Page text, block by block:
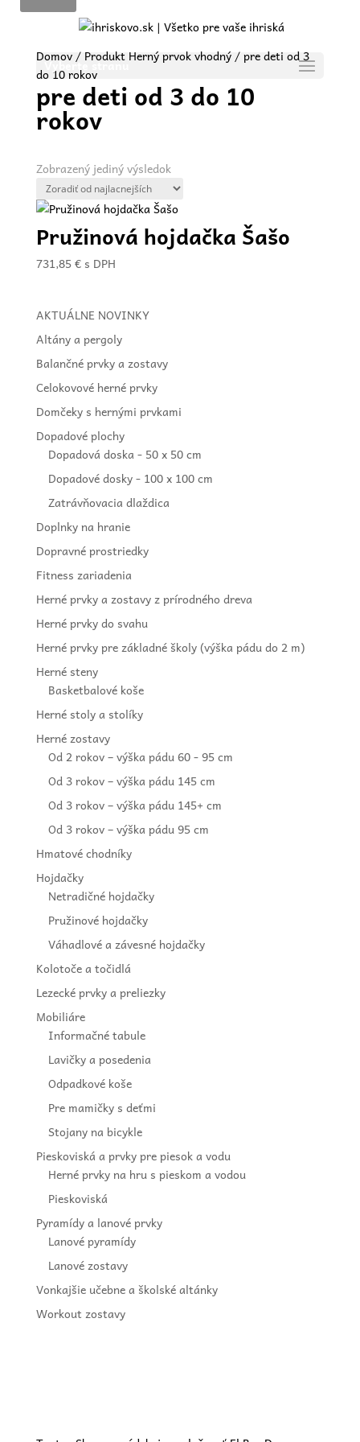
Vyberte stranu
Domov/ Produkt Herný prvok vhodný / pre deti od 3
do 10 rokov
pre deti od 3 do 10
rokov
Zobrazený jediný výsledok
Pružinová hojdačka Šašo
731,85€ s DPH
AKTUÁLNE NOVINKY
Altány a pergoly
Balančné prvky a zostavy
Celokovové herné prvky
Domčeky s hernými prvkami
Dopadové plochy
Dopadová doska - 50 x 50 cm
Dopadové dosky - 100 x 100 cm
Zatrávňovacia dlaždica
Doplnky na hranie
Dopravné prostriedky
Fitness zariadenia
Herné prvky a zostavy z prírodného dreva
Herné prvky do svahu
Herné prvky pre základné školy (výška pádu do 2 m)
Herné steny
Basketbalové koše
Herné stoly a stolíky
Herné zostavy
Od 2 rokov – výška pádu 60 - 95 cm
Od 3 rokov – výška pádu 145 cm
Od 3 rokov – výška pádu 145+ cm
Od 3 rokov – výška pádu 95 cm
Hmatové chodníky
Hojdačky
Netradičné hojdačky
Pružinové hojdačky
Váhadlové a závesné hojdačky
Kolotoče a točidlá
Lezecké prvky a preliezky
Mobiliáre
Informačné tabule
Lavičky a posedenia
Odpadkové koše
Pre mamičky s deťmi
Stojany na bicykle
Pieskoviská a prvky pre piesok a vodu
Herné prvky na hru s pieskom a vodou
Pieskoviská
Pyramídy a lanové prvky
Lanové pyramídy
Lanové zostavy
Vonkajšie učebne a školské altánky
Workout zostavy